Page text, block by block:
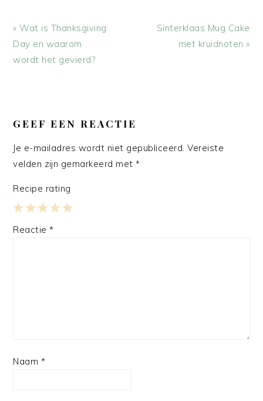
Vorig
bericht:
« Wat is Thanksgiving
Day en waarom
wordt het gevierd?
Volgend
bericht:
Sinterklaas Mug Cake
met kruidnoten »
INTERACTIES
GEEF EEN REACTIE
Je e-mailadres wordt niet gepubliceerd. Vereiste
velden zijn gemarkeerd met*
Recipe rating
4
3
2
1
Reactie*
Naam *